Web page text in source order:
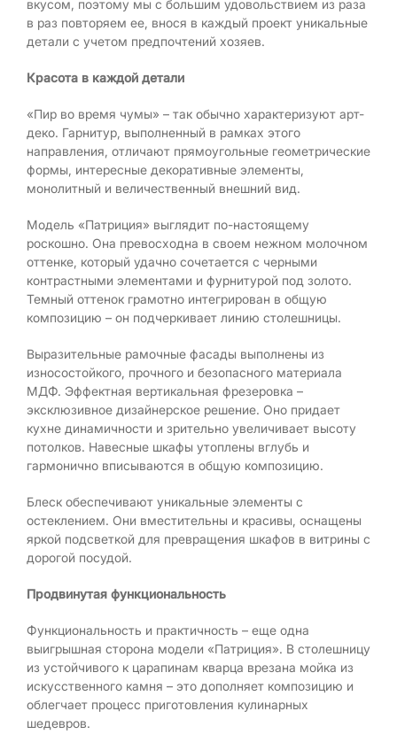
вкусом, поэтому мы с большим удовольствием из раза
в раз повторяем ее, внося в каждый проект уникальные
детали с учетом предпочтений хозяев.
Красота в каждой детали
«Пир во время чумы» – так обычно характеризуют арт-
деко. Гарнитур, выполненный в рамках этого
направления, отличают прямоугольные геометрические
формы, интересные декоративные элементы,
монолитный и величественный внешний вид.
Модель «Патриция» выглядит по-настоящему
роскошно. Она превосходна в своем нежном молочном
оттенке, который удачно сочетается с черными
контрастными элементами и фурнитурой под золото.
Темный оттенок грамотно интегрирован в общую
композицию – он подчеркивает линию столешницы.
Выразительные рамочные фасады выполнены из
износостойкого, прочного и безопасного материала
МДФ. Эффектная вертикальная фрезеровка –
эксклюзивное дизайнерское решение. Оно придает
кухне динамичности и зрительно увеличивает высоту
потолков. Навесные шкафы утоплены вглубь и
гармонично вписываются в общую композицию.
Блеск обеспечивают уникальные элементы с
остеклением. Они вместительны и красивы, оснащены
яркой подсветкой для превращения шкафов в витрины с
дорогой посудой.
Продвинутая функциональность
Функциональность и практичность – еще одна
выигрышная сторона модели «Патриция». В столешницу
из устойчивого к царапинам кварца врезана мойка из
искусственного камня – это дополняет композицию и
облегчает процесс приготовления кулинарных
шедевров.